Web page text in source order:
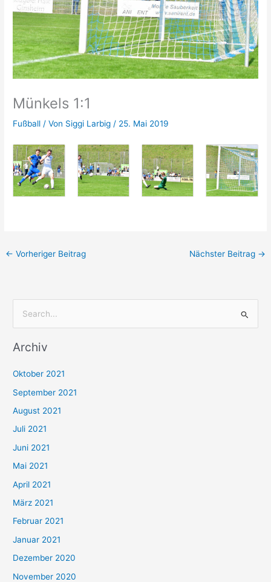
Münkels 1:1
Fußball / Von Siggi Larbig/ 25. Mai 2019
← Vorheriger Beitrag Nächster Beitrag →
c
n
n
a
c
h
:
Archiv
Oktober 2021
September 2021
August 2021
Juli 2021
Juni 2021
Mai 2021
April 2021
März 2021
Februar 2021
Januar 2021
Dezember 2020
November 2020